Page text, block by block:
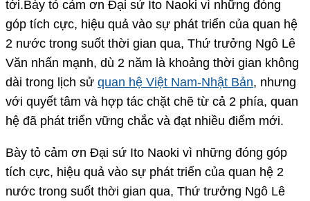
tới.Bày tỏ cảm ơn Đại sứ Ito Naoki vì những đóng
góp tích cực, hiệu quả vào sự phát triển của quan hệ
2 nước trong suốt thời gian qua, Thứ trưởng Ngô Lê
Văn nhấn mạnh, dù 2 năm là khoảng thời gian không
dài trong lịch sử quan hệ Việt Nam-Nhật Bản, nhưng
với quyết tâm và hợp tác chặt chẽ từ cả 2 phía, quan
hệ đã phát triển vững chắc và đạt nhiều điểm mới.
Bày tỏ cảm ơn Đại sứ Ito Naoki vì những đóng góp
tích cực, hiệu quả vào sự phát triển của quan hệ 2
nước trong suốt thời gian qua, Thứ trưởng Ngô Lê